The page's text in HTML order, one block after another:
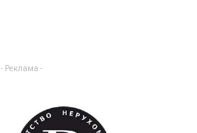
- Реклама -